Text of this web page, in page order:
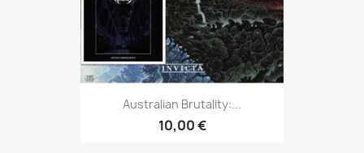
Australian Brutality:...
10,00 €